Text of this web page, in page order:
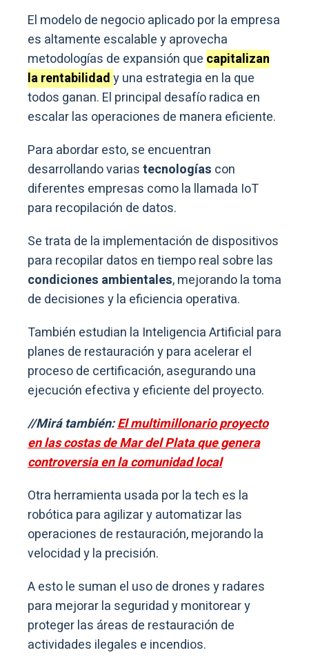
El modelo de negocio aplicado por la empresa
es altamente escalable y aprovecha
metodologías de expansión que capitalizan
la rentabilidady una estrategia en la que
todos ganan. El principal desafío radica en
escalar las operaciones de manera eficiente.
Para abordar esto, se encuentran
desarrollando variastecnologías con
diferentes empresas como la llamada IoT
para recopilación de datos.
Se trata de la implementación de dispositivos
para recopilar datos en tiempo real sobre las
condiciones ambientales, mejorando la toma
de decisiones y la eficiencia operativa.
También estudian la Inteligencia Artificial para
planes de restauración y para acelerar el
proceso de certificación, asegurando una
ejecución efectiva y eficiente del proyecto.
//Mirá también:El multimillonario proyecto
en las costas de Mar del Plata que genera
controversia en la comunidad local
Otra herramienta usada por la tech es la
robótica para agilizar y automatizar las
operaciones de restauración, mejorando la
velocidad y la precisión.
A esto le suman el uso de drones y radares
para mejorar la seguridad y monitorear y
proteger las áreas de restauración de
actividades ilegales e incendios.